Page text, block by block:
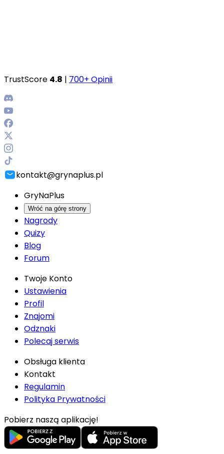
TrustScore 4.8 | 700+ Opinii
kontakt@grynaplus.pl
GryNaPlus
Wróć na górę strony
Nagrody
Quizy
Blog
Forum
Twoje Konto
Ustawienia
Profil
Znajomi
Odznaki
Polecaj serwis
Obsługa klienta
Kontakt
Regulamin
Polityka Prywatności
Pobierz naszą aplikację!